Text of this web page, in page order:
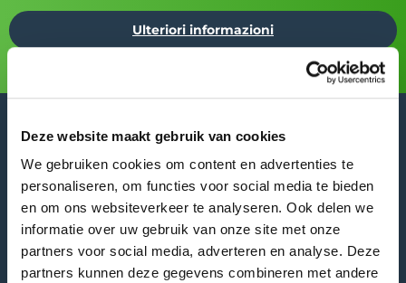
Deze website maakt gebruik van cookies
We gebruiken cookies om content en advertenties te
personaliseren, om functies voor social media te bieden
en om ons websiteverkeer te analyseren. Ook delen we
informatie over uw gebruik van onze site met onze
partners voor social media, adverteren en analyse. Deze
partners kunnen deze gegevens combineren met andere
Ulteriori informazioni
Indirizzo visitatori
Langstraat 12
4196 JB Tricht | NL